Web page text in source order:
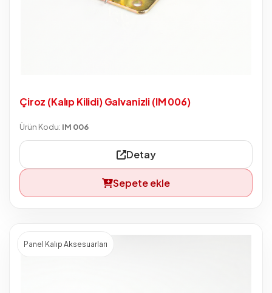
Çiroz (Kalıp Kilidi) Galvanizli (IM 006)
Ürün Kodu: IM 006
Detay
Sepete ekle
Panel Kalıp Aksesuarları